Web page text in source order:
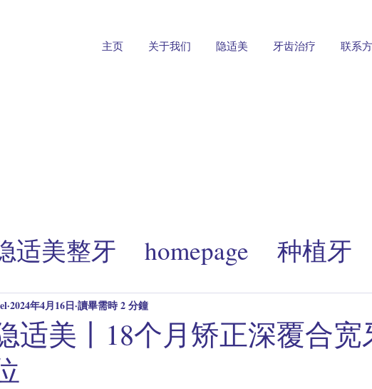
主页 关于我们 隐适美 牙齿治疗 联系
适美整牙 homepage
种植牙
分享
implant cases
适美丨18个月矫正深覆合宽
2024年4月16日 讀畢需時 2 分鐘